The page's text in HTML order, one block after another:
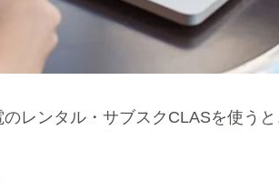
レンタル・サブスクCLASを使う